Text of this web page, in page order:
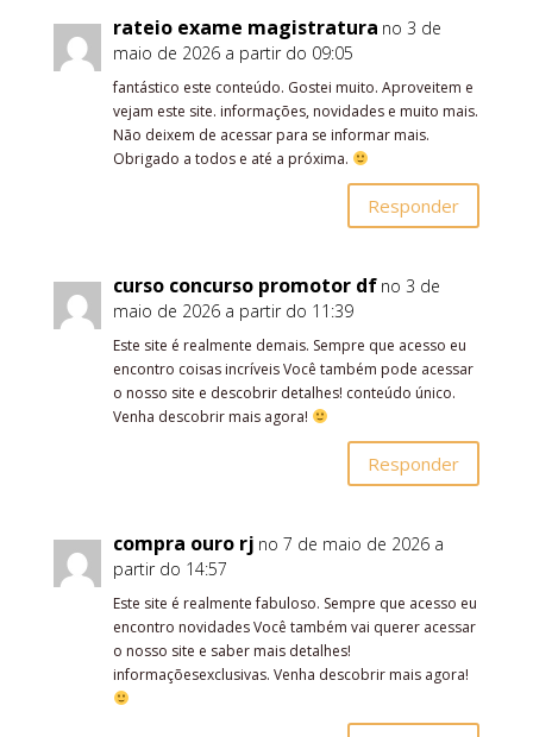
rateio exame magistratura no 3 de
maio de 2026 a partir do 09:05
fantástico este conteúdo. Gostei muito. Aproveitem e
vejam este site. informações, novidades e muito mais.
Não deixem de acessar para se informar mais.
Obrigado a todos e até a próxima.
Responder
curso concurso promotor df no 3 de
maio de 2026 a partir do 11:39
Este site é realmente demais. Sempre que acesso eu
encontro coisas incríveis Você também pode acessar
o nosso site e descobrir detalhes! conteúdo único.
Venha descobrir mais agora!
Responder
compra ouro rj no 7 de maio de 2026 a
partir do 14:57
Este site é realmente fabuloso. Sempre que acesso eu
encontro novidades Você também vai querer acessar
o nosso site e saber mais detalhes!
informaçõesexclusivas. Venha descobrir mais agora!